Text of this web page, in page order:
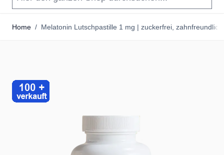
Home / Melatonin Lutschpastille 1 mg | zuckerfrei,